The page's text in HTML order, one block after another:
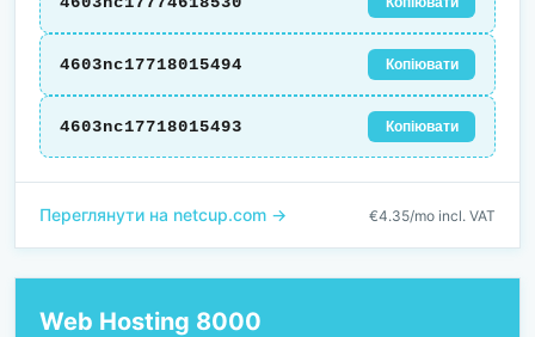
4603nc17718015494 Копіювати
4603nc17718015493 Копіювати
Переглянути на netcup.com → €4.35/mo incl. VAT
Web Hosting 8000